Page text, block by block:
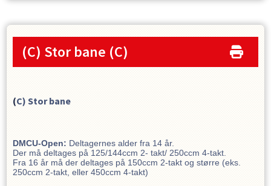
(C) Stor bane (C)
(C) Stor bane
DMCU-Open: Deltagernes alder fra 14 år.
Der må deltages på 125/144ccm 2- takt/ 250ccm 4-takt.
Fra 16 år må der deltages på 150ccm 2-takt og større (eks.
250ccm 2-takt, eller 450ccm 4-takt)